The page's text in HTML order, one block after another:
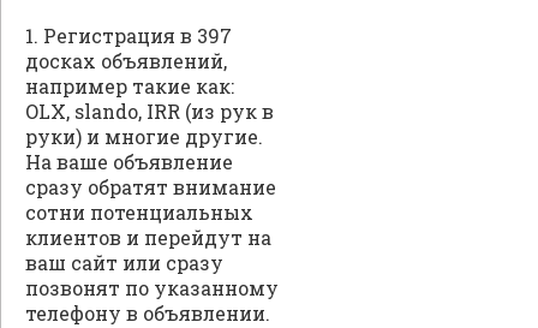
1. Регистрация в 397
досках объявлений,
например такие как:
OLX, slando, IRR (из рук в
руки) и многие другие.
На ваше объявление
сразу обратят внимание
сотни потенциальных
клиентов и перейдут на
ваш сайт или сразу
позвонят по указанному
телефону в объявлении.